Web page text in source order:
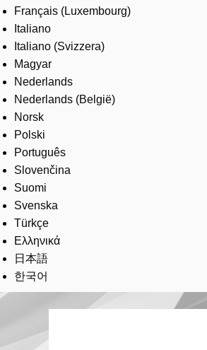
Français (Luxembourg)
Italiano
Italiano (Svizzera)
Magyar
Nederlands
Nederlands (België)
Norsk
Polski
Português
Slovenčina
Suomi
Svenska
Türkçe
Ελληνικά
日本語
한국어